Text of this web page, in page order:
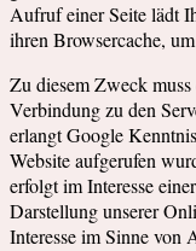
Aufruf einer Seite lädt
ihren Browsercache,
Zu diesem Zweck
Verbindung zu den
erlangt Google
Website aufgerufen
erfolgt im Interesse
Darstellung unserer
Interesse im Sinne